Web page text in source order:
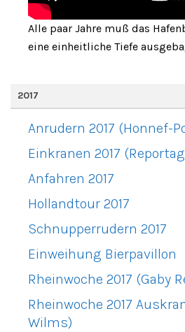
Alle paar Jahre muß das
eine einheitliche Tiefe
2017
Anrudern 2017 (Honnef-
Einkranen 2017
Anfahren 2017
Hollandtour 2017
Schnupperrudern 2017
Einweihung Bierpavillon
Rheinwoche 2017 (Gaby
Rheinwoche 2017
Wilms)